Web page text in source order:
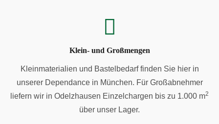
Klein- und Großmengen
Kleinmaterialien und Bastelbedarf finden Sie hier in
unserer Dependance in München. Für Großabnehmer
liefern wir in Odelzhausen Einzelchargen bis zu 1.000 m2
über unser Lager.